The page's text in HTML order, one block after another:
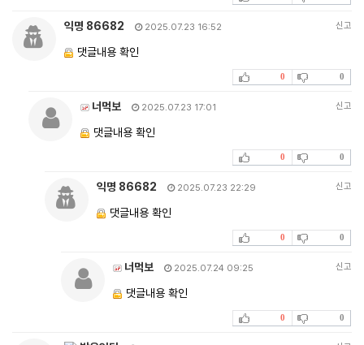
익명 86682 2025.07.23 16:52 신고
댓글내용 확인
0 0
너먹보 2025.07.23 17:01 신고
댓글내용 확인
0 0
익명 86682 2025.07.23 22:29 신고
댓글내용 확인
0 0
너먹보 2025.07.24 09:25 신고
댓글내용 확인
0 0